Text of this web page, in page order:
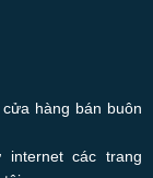
hàng bán buôn
các trang